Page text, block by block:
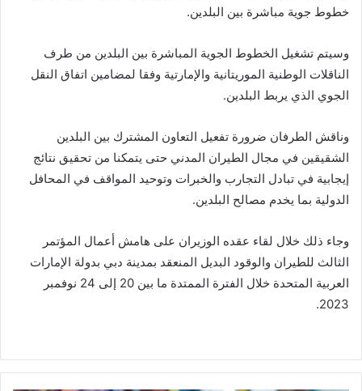
خطوط جوية مباشرة بين البلدين.
وسيتم تشغيل الخطوط الجوية المباشرة بين البلدين من طرف
الناقلات الوطنية الموريتانية والإمارتية وفقا لمضامين اتفاق النقل
الجوي الذي يربط البلدين.
وناقش الطرفان ضرورة تفعيل التعاون المشترك بين البلدين
الشقيقين في مجال الطيران المدني حتى يتمكنا من تحقيق نتائج
إيجابية في تبادل التجارب والخبرات وتوحيد المواقف في المحافل
الدولية بما يخدم مصالح البلدين.
وجاء ذلك خلال لقاء عقده الوزيران على هامش أعمال المؤتمر
الثالث للطيران والوقود البديل المنعقد بمدينة دبي بدولة الإمارات
العربية المتحدة خلال الفترة الممتدة ما بين 20 إلى 24 نوفمبر
2023.